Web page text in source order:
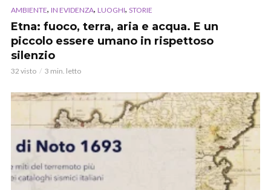
AMBIENTE, IN EVIDENZA, LUOGHI, STORIE
Etna: fuoco, terra, aria e acqua. E un
piccolo essere umano in rispettoso
silenzio
32 visto 3 min. letto